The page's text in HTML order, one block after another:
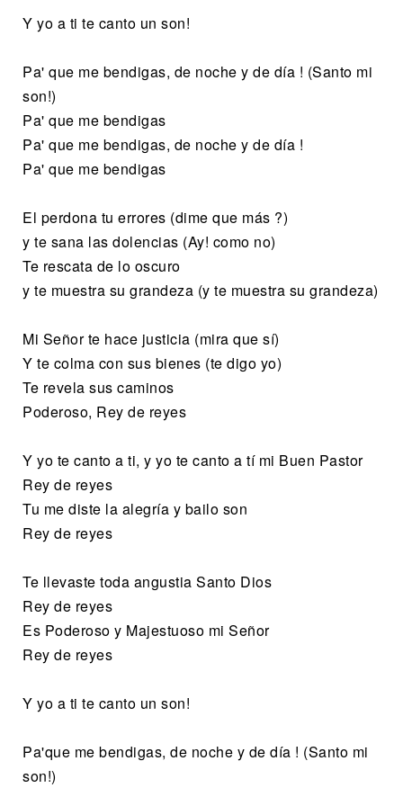
Y yo a ti te canto un son!
Pa' que me bendigas, de noche y de día ! (Santo mi
son!)
Pa' que me bendigas
Pa' que me bendigas, de noche y de día !
Pa' que me bendigas
El perdona tu errores (dime que más ?)
y te sana las dolencias (Ay! como no)
Te rescata de lo oscuro
y te muestra su grandeza (y te muestra su grandeza)
Mi Señor te hace justicia (mira que sí)
Y te colma con sus bienes (te digo yo)
Te revela sus caminos
Poderoso, Rey de reyes
Y yo te canto a ti, y yo te canto a tí mi Buen Pastor
Rey de reyes
Tu me diste la alegría y bailo son
Rey de reyes
Te llevaste toda angustia Santo Dios
Rey de reyes
Es Poderoso y Majestuoso mi Señor
Rey de reyes
Y yo a ti te canto un son!
Pa'que me bendigas, de noche y de día ! (Santo mi
son!)